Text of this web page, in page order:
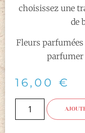
choisissez une
de
Fleurs
parfumer
16,00 €